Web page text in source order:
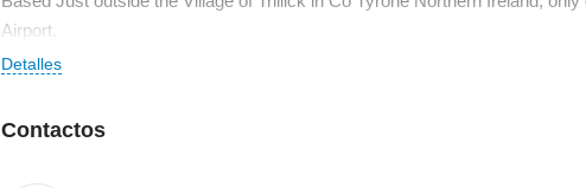
Airport.
Detalles
Contactos